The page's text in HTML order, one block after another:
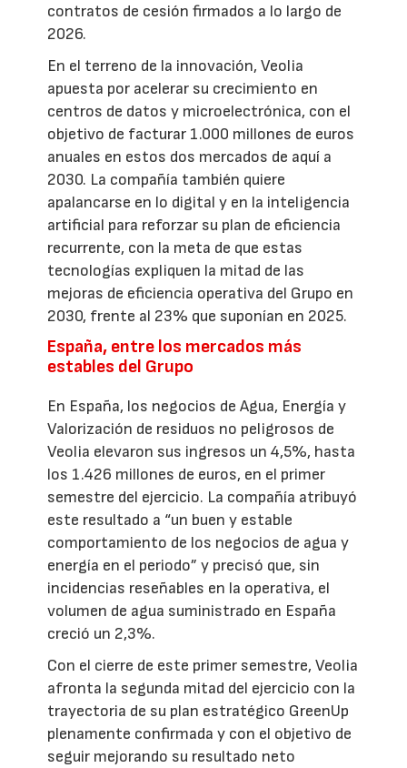
contratos de cesión firmados a lo largo de
2026.
En el terreno de la innovación, Veolia
apuesta por acelerar su crecimiento en
centros de datos y microelectrónica, con el
objetivo de facturar 1.000 millones de euros
anuales en estos dos mercados de aquí a
2030. La compañía también quiere
apalancarse en lo digital y en la inteligencia
artificial para reforzar su plan de eficiencia
recurrente, con la meta de que estas
tecnologías expliquen la mitad de las
mejoras de eficiencia operativa del Grupo en
2030, frente al 23% que suponían en 2025.
España, entre los mercados más
estables del Grupo
En España, los negocios de Agua, Energía y
Valorización de residuos no peligrosos de
Veolia elevaron sus ingresos un 4,5%, hasta
los 1.426 millones de euros, en el primer
semestre del ejercicio. La compañía atribuyó
este resultado a “un buen y estable
comportamiento de los negocios de agua y
energía en el periodo” y precisó que, sin
incidencias reseñables en la operativa, el
volumen de agua suministrado en España
creció un 2,3%.
Con el cierre de este primer semestre, Veolia
afronta la segunda mitad del ejercicio con la
trayectoria de su plan estratégico GreenUp
plenamente confirmada y con el objetivo de
seguir mejorando su resultado neto